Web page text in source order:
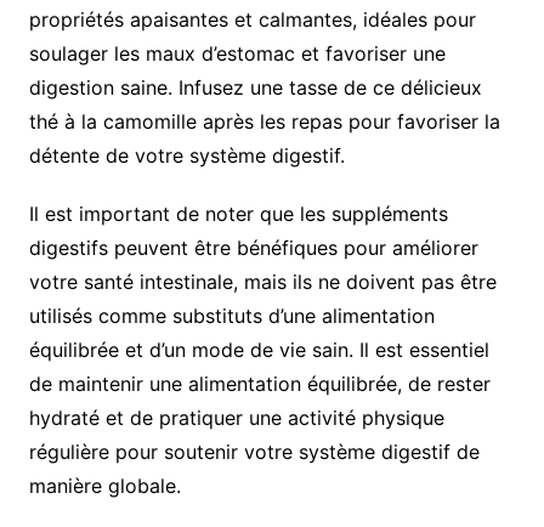
propriétés apaisantes et calmantes, idéales pour
soulager les maux d’estomac et favoriser une
digestion saine. Infusez une tasse de ce délicieux
thé à la camomille après les repas pour favoriser la
détente de votre système digestif.
Il est important de noter que les suppléments
digestifs peuvent être bénéfiques pour améliorer
votre santé intestinale, mais ils ne doivent pas être
utilisés comme substituts d’une alimentation
équilibrée et d’un mode de vie sain. Il est essentiel
de maintenir une alimentation équilibrée, de rester
hydraté et de pratiquer une activité physique
régulière pour soutenir votre système digestif de
manière globale.